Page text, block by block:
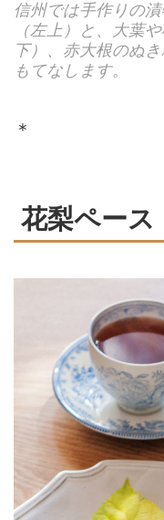
信州では手作りの
（左上）と、大葉
下）、赤大根のぬ
もてなします。
＊
花梨ペース